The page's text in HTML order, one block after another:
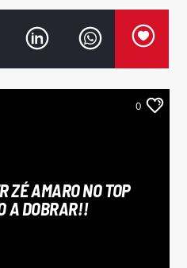
0
ZÉ AMARO NO TOP
A DOBRAR!!